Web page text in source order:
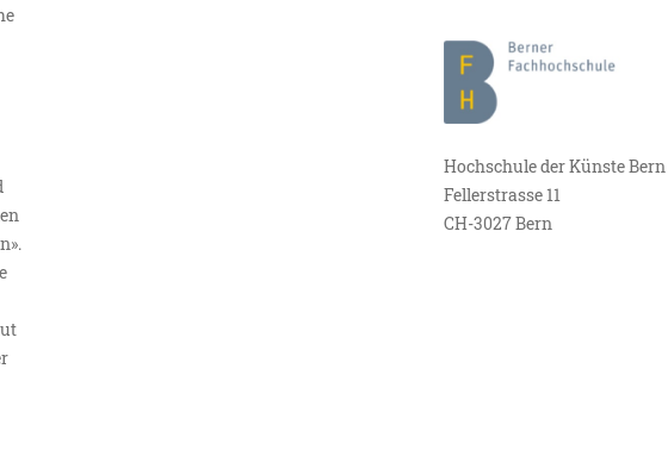
Hochschule der Künste Bern
Fellerstrasse 11
CH-3027 Bern